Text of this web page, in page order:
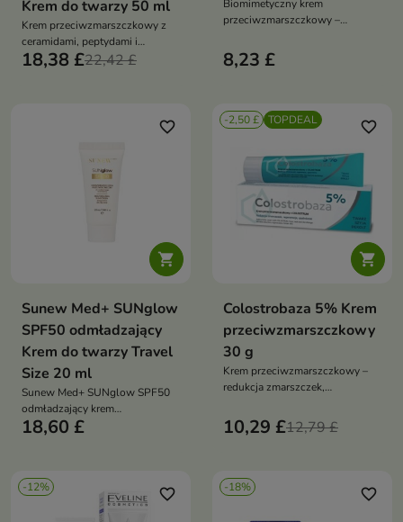
Krem do twarzy 50 ml
Krem przeciwzmarszczkowy z
ceramidami, peptydami i
resweratrolem spowalnia
18,38 £22,42 £
Biomimetyczny krem
przeciwzmarszczkowy –
nawilża skórę, z peptydami,
CICA i skwalanem
8,23 £

favorite_border
Sunew Med+ SUNglow
SPF50 odmładzający
Krem do twarzy Travel
Size 20 ml
Sunew Med+ SUNglow SPF50
odmładzający krem
przeciwsłoneczny do twarzy,
UVA UVB nowej generacji
18,60 £
-2,50 £ TOPDEAL

favorite_border
Colostrobaza 5% Krem
przeciwzmarszczkowy
30 g
Krem przeciwzmarszczkowy –
redukcja zmarszczek,
regeneracja skóry dojrzałej,
colostrum 5%, intensywne
10,29 £12,79 £
-12% favorite_border -18% favorite_border